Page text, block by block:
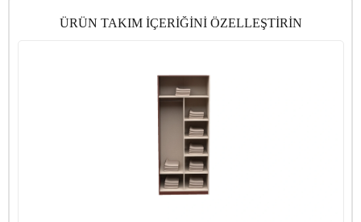
ÜRÜN TAKIM İÇERİĞİNİ ÖZELLEŞTİRİN